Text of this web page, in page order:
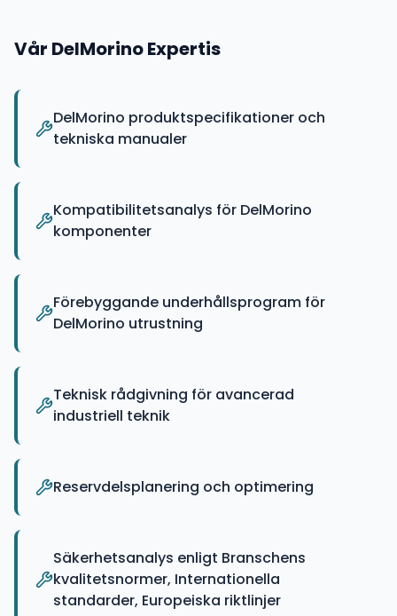
Vår DelMorinoExpertis
DelMorino produktspecifikationer och
tekniska manualer
Kompatibilitetsanalys för DelMorino
komponenter
Förebyggande underhållsprogram för
DelMorino utrustning
Teknisk rådgivning för avancerad
industriell teknik
Reservdelsplanering och optimering
Säkerhetsanalys enligt Branschens
kvalitetsnormer, Internationella
standarder, Europeiska riktlinjer